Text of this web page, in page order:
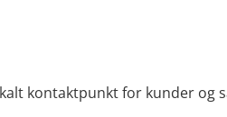
kontaktpunkt for kunder og